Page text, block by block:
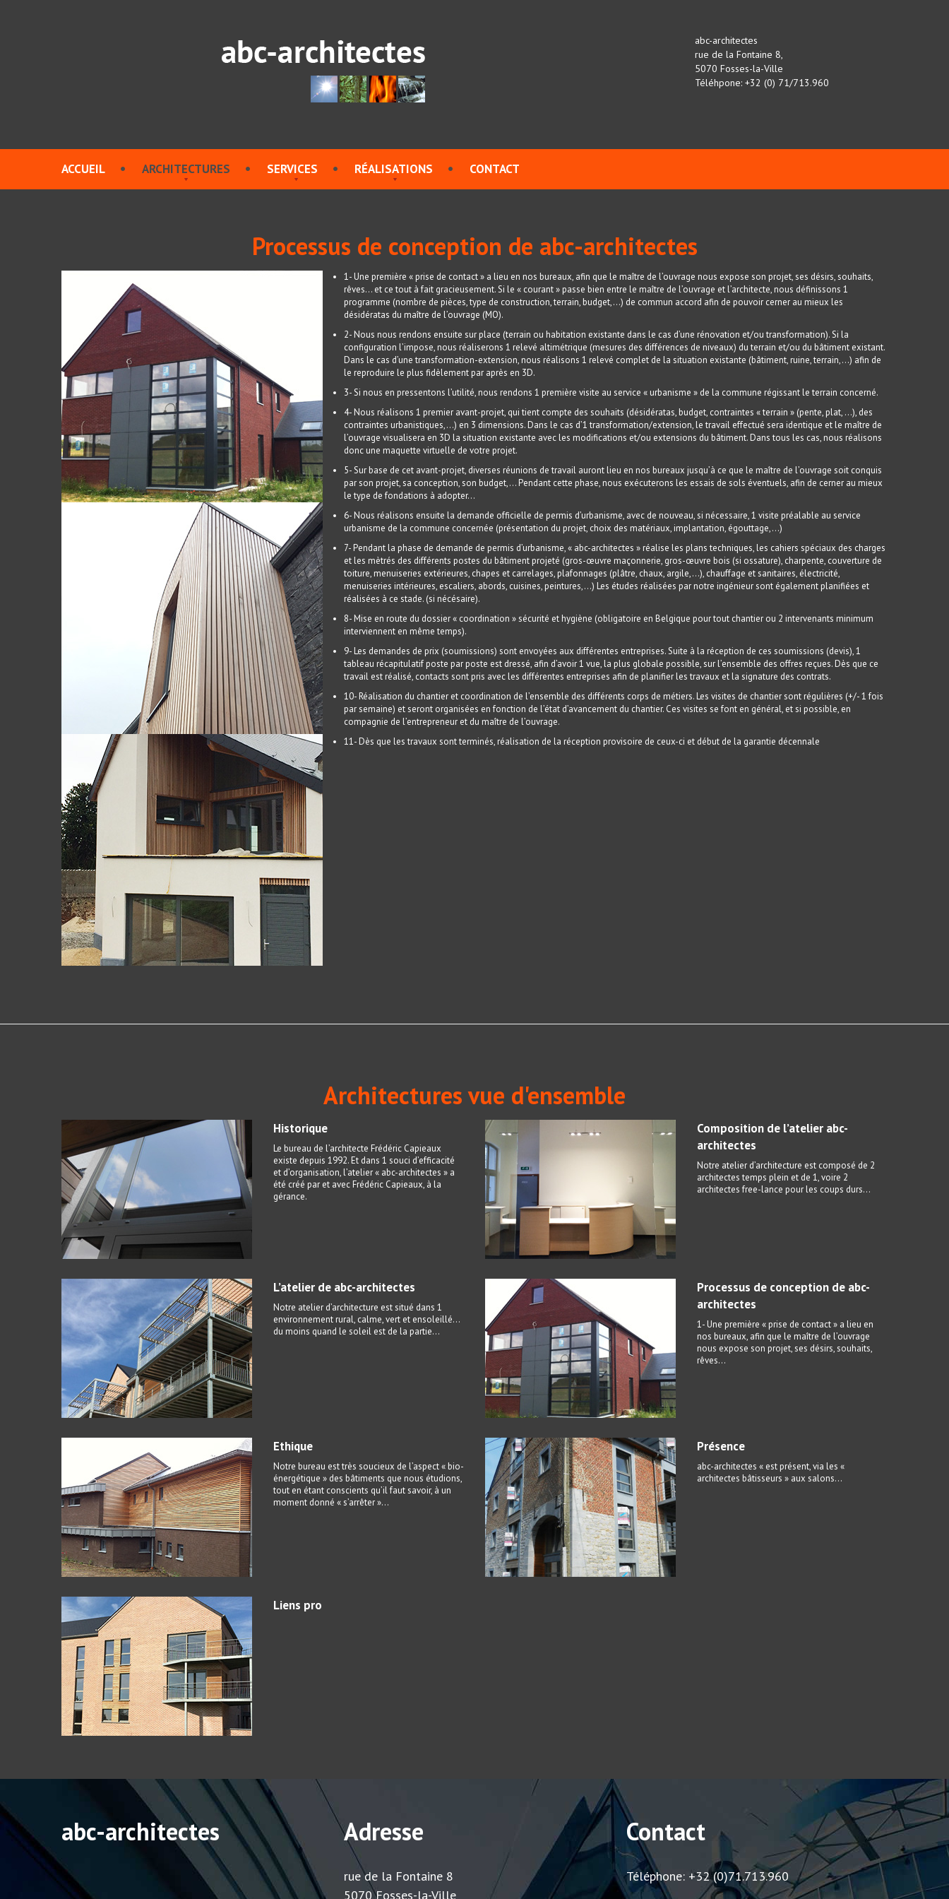
abc-architectes
rue de la Fontaine 8,
5070 Fosses-la-Ville
Téléhpone: +32 (0) 71/713.960
ACCUEIL ARCHITECTURES SERVICES RÉALISATIONS CONTACT
Processus de conception de abc-architectes
1- Une première « prise de contact » a lieu en nos bureaux, afin que le maître de l’ouvrage nous expose son projet, ses désirs, souhaits,
rêves… et ce tout à fait gracieusement. Si le « courant » passe bien entre le maître de l’ouvrage et l’architecte, nous définissons 1
programme (nombre de pièces, type de construction, terrain, budget,…) de commun accord afin de pouvoir cerner au mieux les
désidératas du maître de l’ouvrage (MO).
2- Nous nous rendons ensuite sur place (terrain ou habitation existante dans le cas d’une rénovation et/ou transformation). Si la
configuration l’impose, nous réaliserons 1 relevé altimétrique (mesures des différences de niveaux) du terrain et/ou du bâtiment existant.
Dans le cas d’une transformation-extension, nous réalisons 1 relevé complet de la situation existante (bâtiment, ruine, terrain,…) afin de
le reproduire le plus fidèlement par après en 3D.
3- Si nous en pressentons l’utilité, nous rendons 1 première visite au service « urbanisme » de la commune régissant le terrain concerné.
4- Nous réalisons 1 premier avant-projet, qui tient compte des souhaits (désidératas, budget, contraintes « terrain » (pente, plat, …), des
contraintes urbanistiques,…) en 3 dimensions. Dans le cas d’1 transformation/extension, le travail effectué sera identique et le maître de
l’ouvrage visualisera en 3D la situation existante avec les modifications et/ou extensions du bâtiment. Dans tous les cas, nous réalisons
donc une maquette virtuelle de votre projet.
5- Sur base de cet avant-projet, diverses réunions de travail auront lieu en nos bureaux jusqu’à ce que le maître de l’ouvrage soit conquis
par son projet, sa conception, son budget,… Pendant cette phase, nous exécuterons les essais de sols éventuels, afin de cerner au mieux
le type de fondations à adopter…
6- Nous réalisons ensuite la demande officielle de permis d’urbanisme, avec de nouveau, si nécessaire, 1 visite préalable au service
urbanisme de la commune concernée (présentation du projet, choix des matériaux, implantation, égouttage,…)
7- Pendant la phase de demande de permis d’urbanisme, « abc-architectes » réalise les plans techniques, les cahiers spéciaux des charges
et les mètrés des différents postes du bâtiment projeté (gros-œuvre maçonnerie, gros-œuvre bois (si ossature), charpente, couverture de
toiture, menuiseries extérieures, chapes et carrelages, plafonnages (plâtre, chaux, argile,…), chauffage et sanitaires, électricité,
menuiseries intérieures, escaliers, abords, cuisines, peintures,…) Les études réalisées par notre ingénieur sont également planifiées et
réalisées à ce stade. (si nécésaire).
8- Mise en route du dossier « coordination » sécurité et hygiène (obligatoire en Belgique pour tout chantier ou 2 intervenants minimum
interviennent en même temps).
9- Les demandes de prix (soumissions) sont envoyées aux différentes entreprises. Suite à la réception de ces soumissions (devis), 1
tableau récapitulatif poste par poste est dressé, afin d’avoir 1 vue, la plus globale possible, sur l’ensemble des offres reçues. Dès que ce
travail est réalisé, contacts sont pris avec les différentes entreprises afin de planifier les travaux et la signature des contrats.
10- Réalisation du chantier et coordination de l’ensemble des différents corps de métiers. Les visites de chantier sont régulières (+/- 1 fois
par semaine) et seront organisées en fonction de l’état d’avancement du chantier. Ces visites se font en général, et si possible, en
compagnie de l’entrepreneur et du maître de l’ouvrage.
11- Dès que les travaux sont terminés, réalisation de la réception provisoire de ceux-ci et début de la garantie décennale
Architectures vue d'ensemble
Historique
Le bureau de l’architecte Frédéric Capieaux
existe depuis 1992. Et dans 1 souci d’efficacité
et d’organisation, l’atelier « abc-architectes » a
été créé par et avec Frédéric Capieaux, à la
gérance.
L’atelier de abc-architectes
Notre atelier d’architecture est situé dans 1
environnement rural, calme, vert et ensoleillé…
du moins quand le soleil est de la partie...
Ethique
Notre bureau est très soucieux de l’aspect « bio-
énergétique » des bâtiments que nous étudions,
tout en étant conscients qu’il faut savoir, à un
moment donné « s’arrêter »…
Liens pro
Composition de l’atelier abc-
architectes
Notre atelier d’architecture est composé de 2
architectes temps plein et de 1, voire 2
architectes free-lance pour les coups durs…
Processus de conception de abc-
architectes
1- Une première « prise de contact » a lieu en
nos bureaux, afin que le maître de l’ouvrage
nous expose son projet, ses désirs, souhaits,
rêves…
Présence
abc-architectes « est présent, via les «
architectes bâtisseurs » aux salons...
abc-architectes Adresse
rue de la Fontaine 8
5070 Fosses-la-Ville
Contact
Téléphone: +32 (0)71.713.960